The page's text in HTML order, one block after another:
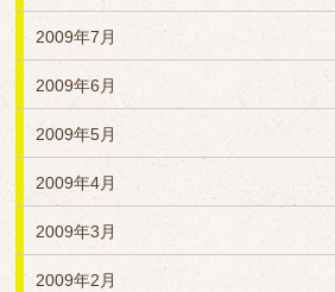
2009年7月
2009年6月
2009年5月
2009年4月
2009年3月
2009年2月